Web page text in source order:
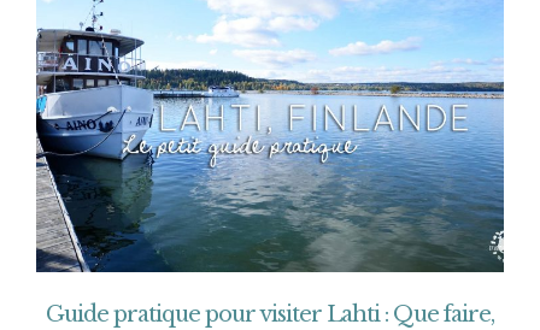
Guide pratique pour visiter Lahti : Que faire,